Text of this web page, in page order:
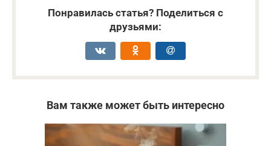
Понравилась статья? Поделиться с
друзьями:
Вам также может быть интересно